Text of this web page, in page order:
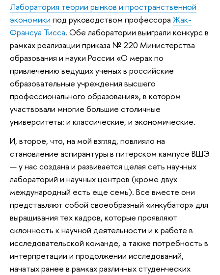
Лаборатория теории рынков и пространственной
экономики под руководством профессораЖак-
Франсуа Тисса. Обе лаборатории выиграли конкурс в
рамках реализации приказа № 220 Министерства
образования и науки России «О мерах по
привлечению ведущих ученых в российские
образовательные учреждения высшего
профессионального образования», в котором
участвовали многие большие столичные
университеты: и классические, и экономические.
И, второе, что, на мой взгляд, повлияло на
становление аспирантуры в питерском кампусе ВШЭ
— у нас создана и развивается целая сеть научных
лабораторий и научных центров (кроме двух
международный есть еще семь). Все вместе они
представляют собой своеобразный «инкубатор» для
выращивания тех кадров, которые проявляют
склонность к научной деятельности и к работе в
исследовательской команде, а также потребность в
интерпретации и продолжении исследований,
начатых ранее в рамках различных студенческих